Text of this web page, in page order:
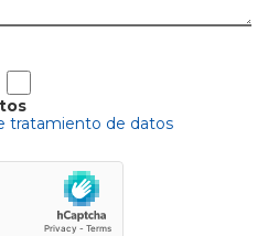
tratamiento de datos